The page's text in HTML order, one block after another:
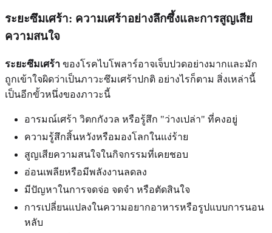
ระยะซึมเศร้า: ความเศร้าอย่างลึกซึ้งและการสูญเสีย
ความสนใจ
ระยะซึมเศร้า ของโรคไบโพลาร์อาจเจ็บปวดอย่างมากและมัก
ถูกเข้าใจผิดว่าเป็นภาวะซึมเศร้าปกติ อย่างไรก็ตาม สิ่งเหล่านี้
เป็นอีกขั้วหนึ่งของภาวะนี้
อารมณ์เศร้า วิตกกังวล หรือรู้สึก "ว่างเปล่า" ที่คงอยู่
ความรู้สึกสิ้นหวังหรือมองโลกในแง่ร้าย
สูญเสียความสนใจในกิจกรรมที่เคยชอบ
อ่อนเพลียหรือมีพลังงานลดลง
มีปัญหาในการจดจ่อ จดจำ หรือตัดสินใจ
การเปลี่ยนแปลงในความอยากอาหารหรือรูปแบบการนอน
หลับ